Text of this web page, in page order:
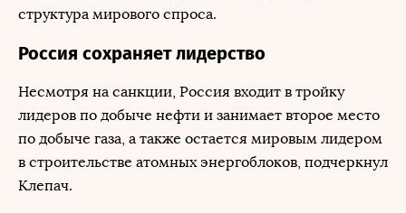
структура мирового спроса.
Россия сохраняет лидерство
Несмотря на санкции, Россия входит в тройку
лидеров по добыче нефти и занимает второе место
по добыче газа, а также остается мировым лидером
в строительстве атомных энергоблоков, подчеркнул
Клепач.